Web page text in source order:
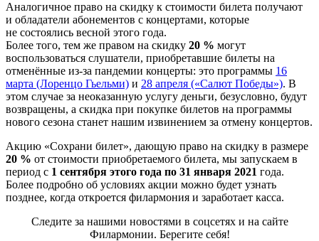
Аналогичное право на скидку к стоимости билета получают
и обладатели абонементов с концертами, которые
не состоялись весной этого года.
Более того, тем же правом на скидку 20 % могут
воспользоваться слушатели, приобретавшие билеты на
отменённые из-за пандемии концерты: это программы 16
марта (Лоренцо Гьельми) и 28 апреля («Салют Победы»). В
этом случае за неоказанную услугу деньги, безусловно, будут
возвращены, а скидка при покупке билетов на программы
нового сезона станет нашим извинением за отмену концертов.
Акцию «Сохрани билет», дающую право на скидку в размере
20 % от стоимости приобретаемого билета, мы запускаем в
период с 1 сентября этого года по 31 января 2021 года.
Более подробно об условиях акции можно будет узнать
позднее, когда откроется филармония и заработает касса.
Следите за нашими новостями в соцсетях и на сайте
Филармонии. Берегите себя!